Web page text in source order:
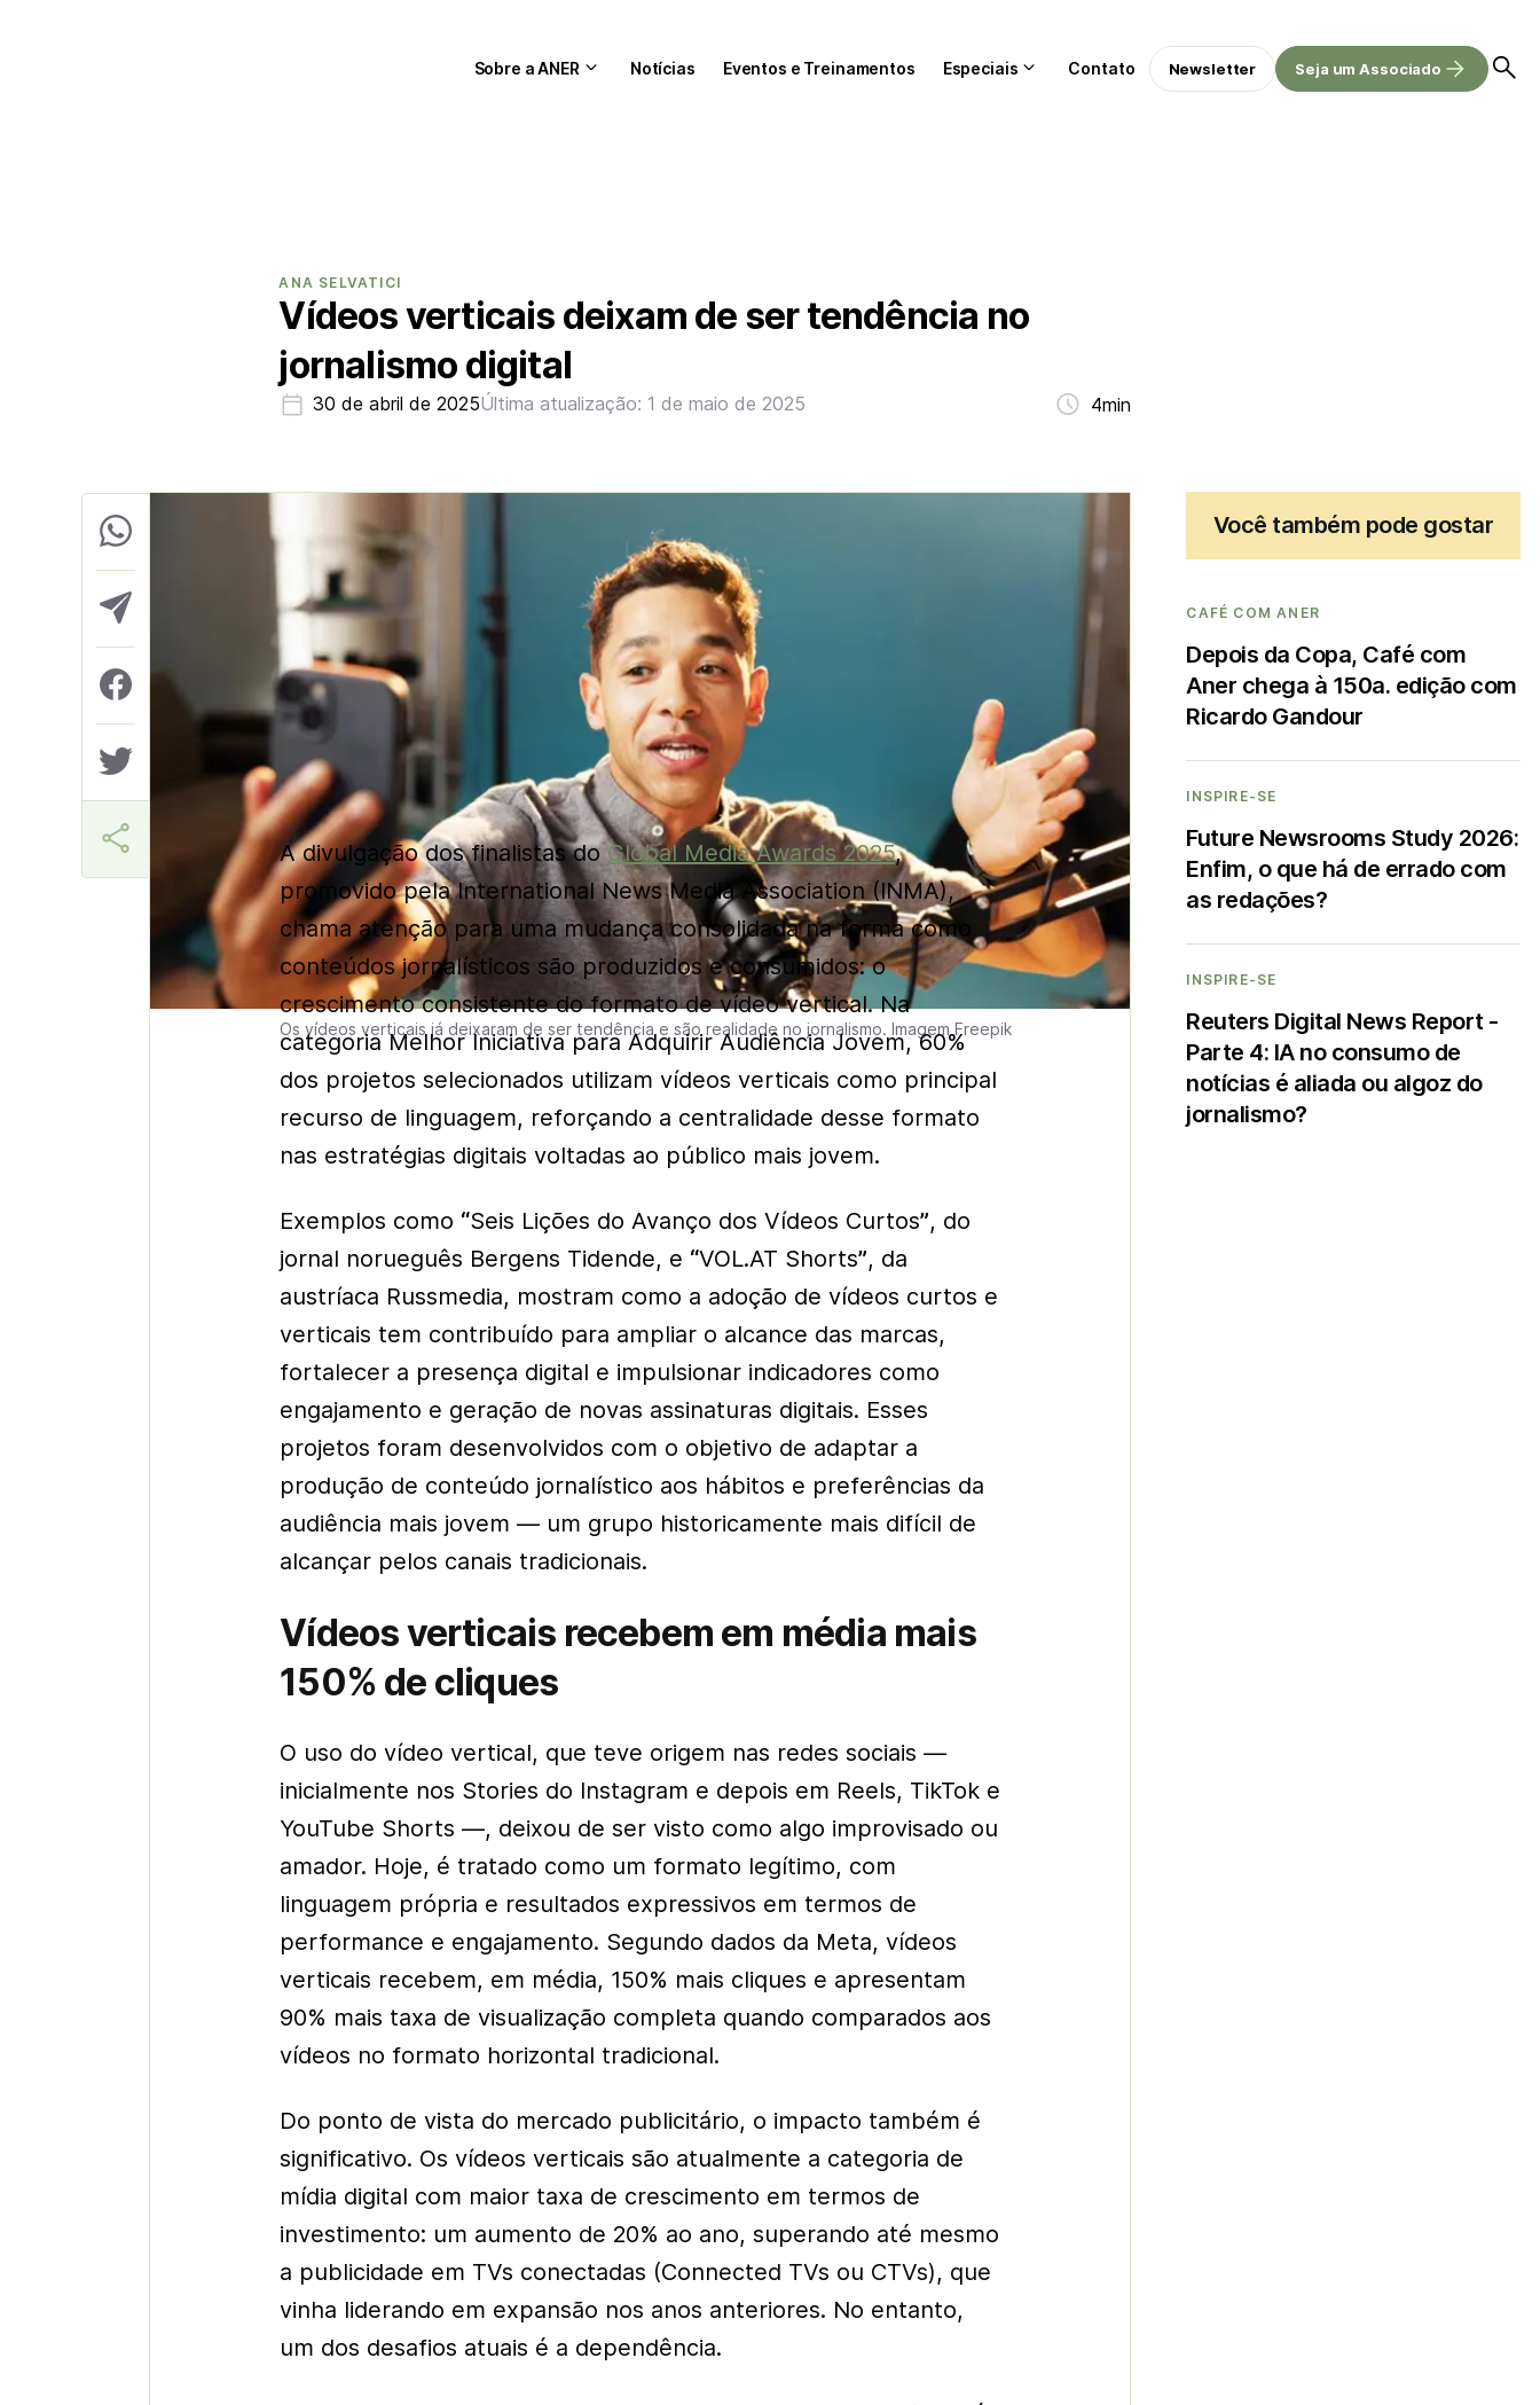
Sobre a ANER Notícias Eventos e Treinamentos Especiais Contato Newsletter Seja um Associado
ANA SELVATICI
Vídeos verticais deixam de ser tendência no
jornalismo digital
30 de abril de 2025Última atualização: 1 de maio de 2025 4min
Os vídeos verticais já deixaram de ser tendência e são realidade no jornalismo. Imagem Freepik
Ana Lucia Selvatici
A divulgação dos finalistas doGlobal Media Awards 2025,
promovido pela International News Media Association (INMA),
chama atenção para uma mudança consolidada na forma como
conteúdos jornalísticos são produzidos e consumidos: o
crescimento consistente do formato de vídeo vertical. Na
categoria Melhor Iniciativa para Adquirir Audiência Jovem, 60%
dos projetos selecionados utilizam vídeos verticais como principal
recurso de linguagem, reforçando a centralidade desse formato
nas estratégias digitais voltadas ao público mais jovem.
Exemplos como “Seis Lições do Avanço dos Vídeos Curtos”, do
jornal norueguês Bergens Tidende, e “VOL.AT Shorts”, da
austríaca Russmedia, mostram como a adoção de vídeos curtos e
verticais tem contribuído para ampliar o alcance das marcas,
fortalecer a presença digital e impulsionar indicadores como
engajamento e geração de novas assinaturas digitais. Esses
projetos foram desenvolvidos com o objetivo de adaptar a
produção de conteúdo jornalístico aos hábitos e preferências da
audiência mais jovem — um grupo historicamente mais difícil de
alcançar pelos canais tradicionais.
Vídeos verticais recebem em média mais
150% de cliques
O uso do vídeo vertical, que teve origem nas redes sociais —
inicialmente nos Stories do Instagram e depois em Reels, TikTok e
YouTube Shorts —, deixou de ser visto como algo improvisado ou
amador. Hoje, é tratado como um formato legítimo, com
linguagem própria e resultados expressivos em termos de
performance e engajamento. Segundo dados da Meta, vídeos
verticais recebem, em média, 150% mais cliques e apresentam
90% mais taxa de visualização completa quando comparados aos
vídeos no formato horizontal tradicional.
Do ponto de vista do mercado publicitário, o impacto também é
significativo. Os vídeos verticais são atualmente a categoria de
mídia digital com maior taxa de crescimento em termos de
investimento: um aumento de 20% ao ano, superando até mesmo
a publicidade em TVs conectadas (Connected TVs ou CTVs), que
vinha liderando em expansão nos anos anteriores. No entanto,
um dos desafios atuais é a dependência.
Você também pode gostar
CAFÉ COM ANER
Depois da Copa, Café com
Aner chega à 150a. edição com
Ricardo Gandour
INSPIRE-SE
Future Newsrooms Study 2026:
Enfim, o que há de errado com
as redações?
INSPIRE-SE
Reuters Digital News Report -
Parte 4: IA no consumo de
notícias é aliada ou algoz do
jornalismo?